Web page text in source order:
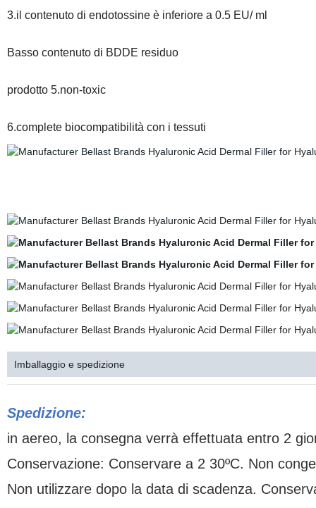
3.il contenuto di endotossine è inferiore a 0.5 EU/ ml
Basso contenuto di BDDE residuo
prodotto 5.non-toxic
6.complete biocompatibilità con i tessuti
Imballaggio e spedizione
Spedizione:
in aereo, la consegna verrà effettuata entro 2
Conservazione: Conservare a 2 30ºC. Non
Non utilizzare dopo la data di scadenza.